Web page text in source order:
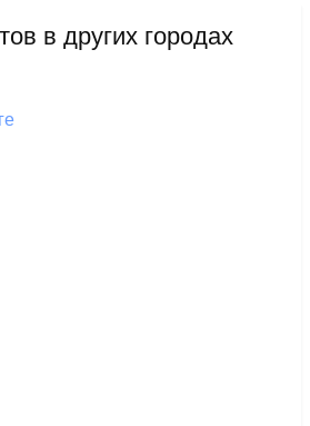
в других городах